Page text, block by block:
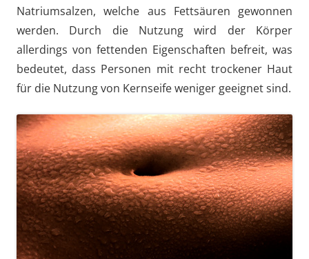
Natriumsalzen, welche aus Fettsäuren gewonnen
werden. Durch die Nutzung wird der Körper
allerdings von fettenden Eigenschaften befreit, was
bedeutet, dass Personen mit recht trockener Haut
für die Nutzung von Kernseife weniger geeignet sind.